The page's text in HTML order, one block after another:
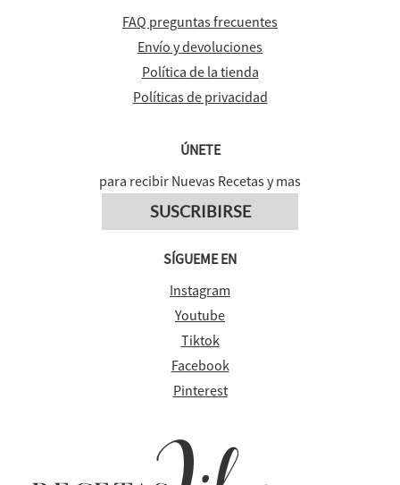
FAQ preguntas frecuentes
Envío y devoluciones
Política de la tienda
Políticas de privacidad
ÚNETE
para recibir Nuevas Recetas y mas
SUSCRIBIRSE
SÍGUEME EN
Instagram
Youtube
Tiktok
Facebook
Pinterest